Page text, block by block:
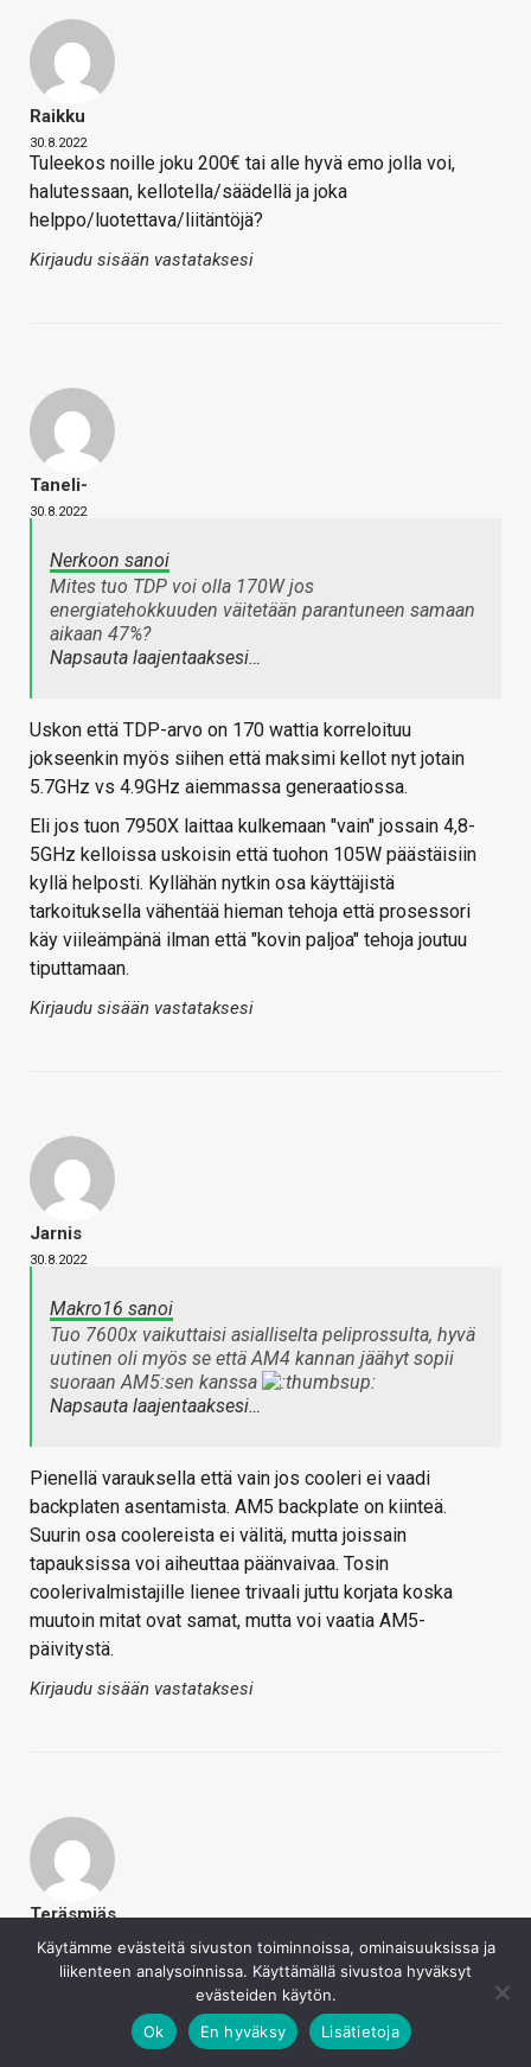
Raikku
30.8.2022
Tuleekos noille joku 200€ tai alle hyvä emo jolla voi,
halutessaan, kellotella/säädellä ja joka
helppo/luotettava/liitäntöjä?
Kirjaudu sisään vastataksesi
Taneli-
30.8.2022
Nerkoon sanoi
Mites tuo TDP voi olla 170W jos
energiatehokkuuden väitetään parantuneen samaan
aikaan 47%?
Napsauta laajentaaksesi…
Uskon että TDP-arvo on 170 wattia korreloituu
jokseenkin myös siihen että maksimi kellot nyt jotain
5.7GHz vs 4.9GHz aiemmassa generaatiossa.
Eli jos tuon 7950X laittaa kulkemaan "vain" jossain 4,8-
5GHz kelloissa uskoisin että tuohon 105W päästäisiin
kyllä helposti. Kyllähän nytkin osa käyttäjistä
tarkoituksella vähentää hieman tehoja että prosessori
käy viileämpänä ilman että "kovin paljoa" tehoja joutuu
tiputtamaan.
Kirjaudu sisään vastataksesi
Jarnis
30.8.2022
Makro16 sanoi
Tuo 7600x vaikuttaisi asialliselta peliprossulta, hyvä
uutinen oli myös se että AM4 kannan jäähyt sopii
suoraan AM5:sen kanssa
Napsauta laajentaaksesi…
Pienellä varauksella että vain jos cooleri ei vaadi
backplaten asentamista. AM5 backplate on kiinteä.
Suurin osa coolereista ei välitä, mutta joissain
tapauksissa voi aiheuttaa päänvaivaa. Tosin
coolerivalmistajille lienee trivaali juttu korjata koska
muutoin mitat ovat samat, mutta voi vaatia AM5-
päivitystä.
Kirjaudu sisään vastataksesi
Teräsmiäs
30.8.2022
En ainakaan ite lähtis vielä päivittelemään. Antaa
intelin tuoda vastauksensa pöytään ja kattoo
Käytämme evästeitä sivuston toiminnoissa, ominaisuuksissa ja
liikenteen analysoinnissa. Käyttämällä sivustoa hyväksyt
evästeiden käytön.
Ok
En hyväksy Lisätietoja